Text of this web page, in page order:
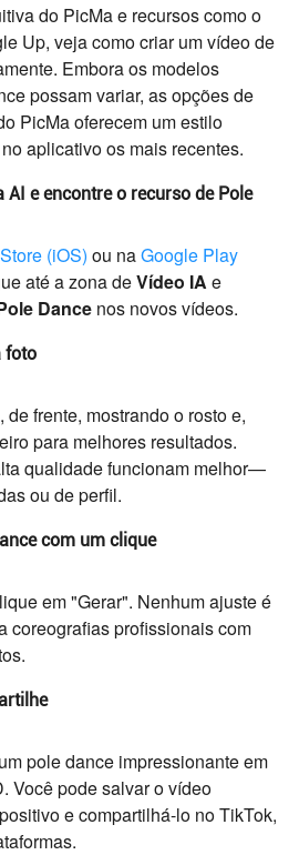
do PicMa e recursos como o
Up, veja como criar um vídeo de
Embora os modelos
possam variar, as opções de
PicMa oferecem um estilo
aplicativo os mais recentes.
AI e encontre o recurso de Pole
(iOS) ou naGoogle Play
até a zona deVídeo IA e
Dance nos novos vídeos.
foto
frente, mostrando o rosto e,
para melhores resultados.
qualidade funcionam melhor—
ou de perfil.
com um clique
em "Gerar". Nenhum ajuste é
profissionais com
pole dance impressionante em
Você pode salvar o vídeo
e compartilhá-lo no TikTok,